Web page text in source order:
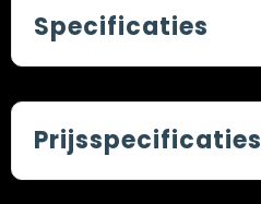
Specificaties
Prijsspecificaties